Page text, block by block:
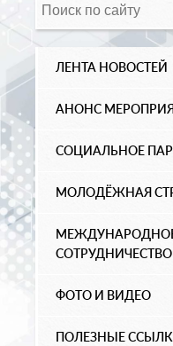
ЛЕНТА НОВОСТЕЙ
АНОНС
СОЦИАЛЬНОЕ
МОЛОДЁЖНАЯ
СОТРУДНИЧЕСТВО
ФОТО И ВИДЕО
ПОЛЕЗНЫЕ